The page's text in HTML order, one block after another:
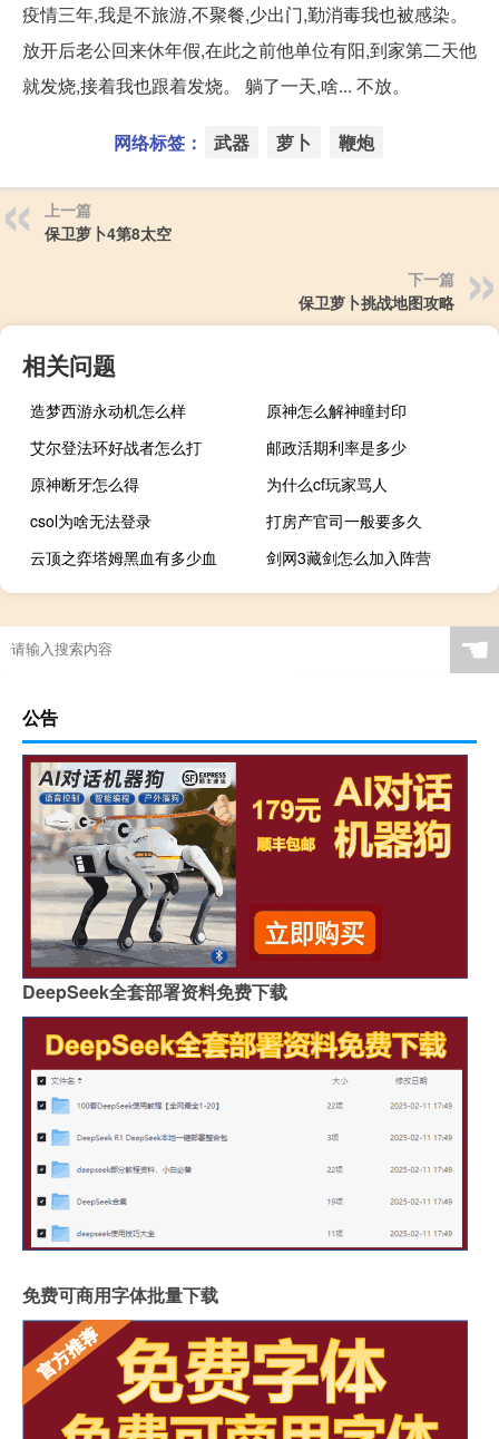
疫情三年,我是不旅游,不聚餐,少出门,勤消毒我也被感染。
放开后老公回来休年假,在此之前他单位有阳,到家第二天他
就发烧,接着我也跟着发烧。 躺了一天,啥... 不放。
网络标签： 武器 萝卜 鞭炮
上一篇
保卫萝卜4第8太空
下一篇
保卫萝卜挑战地图攻略
相关问题
造梦西游永动机怎么样
原神怎么解神瞳封印
艾尔登法环好战者怎么打
邮政活期利率是多少
原神断牙怎么得
为什么cf玩家骂人
csol为啥无法登录
打房产官司一般要多久
云顶之弈塔姆黑血有多少血
剑网3藏剑怎么加入阵营
☚
公告
DeepSeek全套部署资料免费下载
免费可商用字体批量下载